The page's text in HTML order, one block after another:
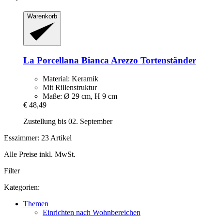
Warenkorb
La Porcellana Bianca Arezzo Tortenständer
Material: Keramik
Mit Rillenstruktur
Maße: Ø 29 cm, H 9 cm
€ 48,49
Zustellung bis 02. September
Esszimmer: 23 Artikel
Alle Preise inkl. MwSt.
Filter
Kategorien:
Themen
Einrichten nach Wohnbereichen